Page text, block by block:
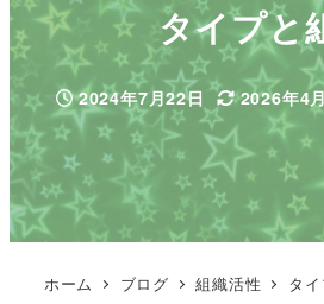
タイプと
投稿日
2024年7月22日
更新日
2026年4
ホーム ブログ 組織活性 タ